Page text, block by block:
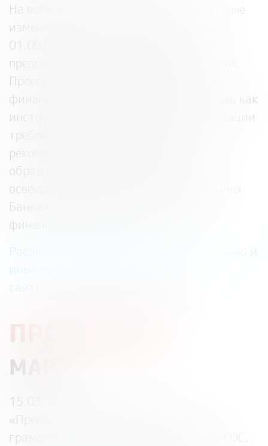
На вебинарах рассматриваются основные
изменения ФГОС, вступившие в силу с
01.09.2022 в части внедрения
преподавания финансовой грамотности.
Проводится анализ онлайн-уроков
финансовой грамотности Банка России, как
инструмента для педагога при реализации
требований обновленных ФГОС и
рекомендации по их внедрению в
образовательный процесс. Также
освещаются иные проекты и инициативы
Банка России в области повышения
финансовой грамотности.
Расписание, инструкции по подключению и
иные материалы размещены на
сайте:
ПРОГРАММА:
МАРТ
15.03.2023 — 15:00
«
грамотности с учетом обновлённых ФГОС.